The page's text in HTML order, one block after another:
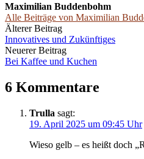
Maximilian Buddenbohm
Alle Beiträge von Maximilian
Beitrags-
Navigation
Älterer Beitrag
Innovatives und Zukünftiges
Neuerer Beitrag
Bei Kaffee und Kuchen
6 Kommentare
Trulla sagt:
19. April 2025 um 09:45 Uhr
Wieso gelb – es heißt doch